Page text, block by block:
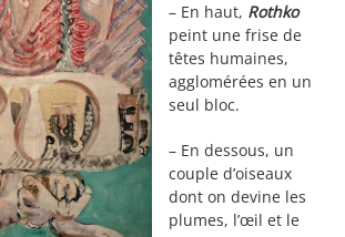
– En haut, Rothko
peint une frise de
têtes humaines,
agglomérées en un
seul bloc.
– En dessous, un
couple d’oiseaux
dont on devine les
plumes, l’œil et le